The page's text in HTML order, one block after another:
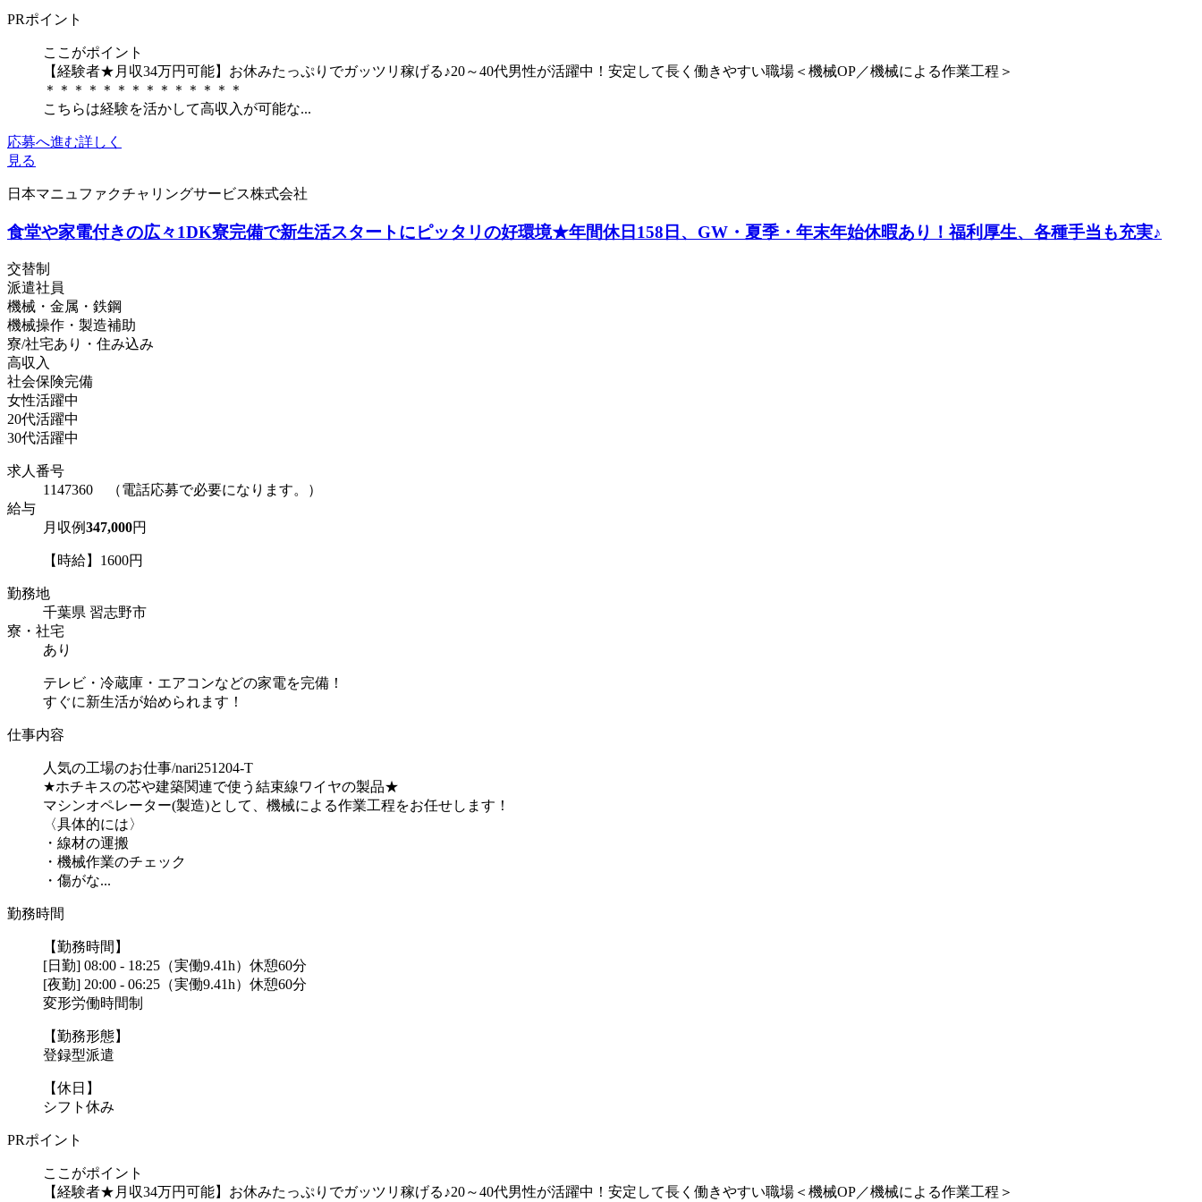
PRポイント
ここがポイント
【経験者★月収34万円可能】お休みたっぷりでガッツリ稼げる♪20～40代男性が活躍中！安定して長く働きやすい職場＜機械OP／機械による作業工程＞
＊＊＊＊＊＊＊＊＊＊＊＊＊＊
こちらは経験を活かして高収入が可能な...
応募へ進む詳しく
見る
日本マニュファクチャリングサービス株式会社
食堂や家電付きの広々1DK寮完備で新生活スタートにピッタリの好環境★年間休日158日、GW・夏季・年末年始休暇あり！福利厚生、各種手当も充実♪
交替制
派遣社員
機械・金属・鉄鋼
機械操作・製造補助
寮/社宅あり・住み込み
高収入
社会保険完備
女性活躍中
20代活躍中
30代活躍中
求人番号
1147360 （電話応募で必要になります。）
給与
月収例347,000円
【時給】1600円
勤務地
千葉県 習志野市
寮・社宅
あり
テレビ・冷蔵庫・エアコンなどの家電を完備！
すぐに新生活が始められます！
仕事内容
人気の工場のお仕事/nari251204-T
★ホチキスの芯や建築関連で使う結束線ワイヤの製品★
マシンオペレーター(製造)として、機械による作業工程をお任せします！
〈具体的には〉
・線材の運搬
・機械作業のチェック
・傷がな...
勤務時間
【勤務時間】
[日勤] 08:00 - 18:25（実働9.41h）休憩60分
[夜勤] 20:00 - 06:25（実働9.41h）休憩60分
変形労働時間制
【勤務形態】
登録型派遣
【休日】
シフト休み
PRポイント
ここがポイント
【経験者★月収34万円可能】お休みたっぷりでガッツリ稼げる♪20～40代男性が活躍中！安定して長く働きやすい職場＜機械OP／機械による作業工程＞